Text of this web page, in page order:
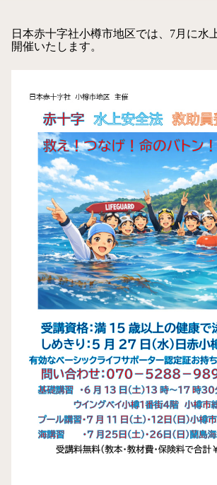
日本赤十字社小樽市地区では、7月に水
開催いたします。